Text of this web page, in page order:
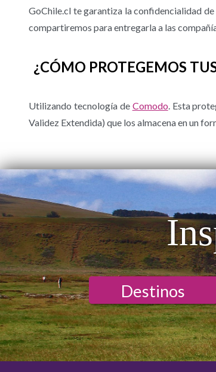
GoChile.cl te garantiza la confidencialidad
compartiremos para entregarla a las
¿CÓMO PROTEGEMOS
Utilizando tecnología de Comodo . Esta
Validez Extendida) que los almacena en un
Destinos